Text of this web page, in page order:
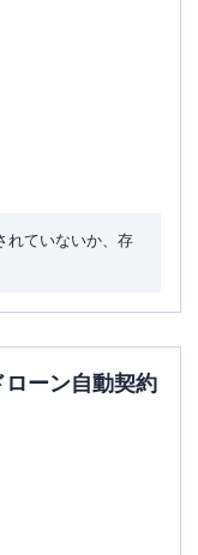
れていないか、存
ーン自動契約